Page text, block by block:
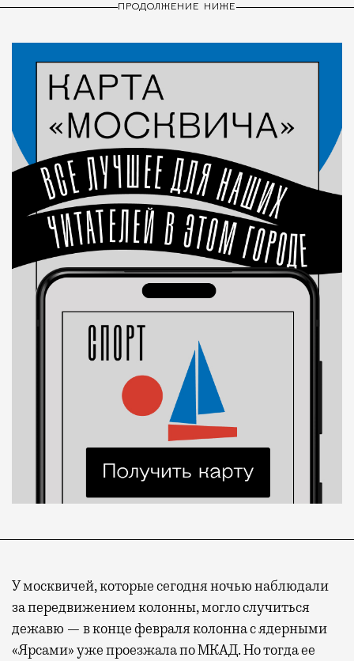
ПРОДОЛЖЕНИЕ НИЖЕ
У москвичей, которые сегодня ночью наблюдали
за передвижением колонны, могло случиться
дежавю — в конце февраля колонна с ядерными
«Ярсами» уже проезжала по МКАД. Но тогда ее